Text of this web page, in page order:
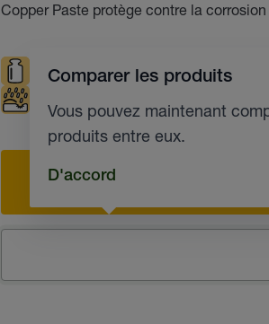
Copper Paste protège contre la
Sollicitations élevées
Comparer les produits
Vous pouvez maintenant
produits entre eux.
D'accord